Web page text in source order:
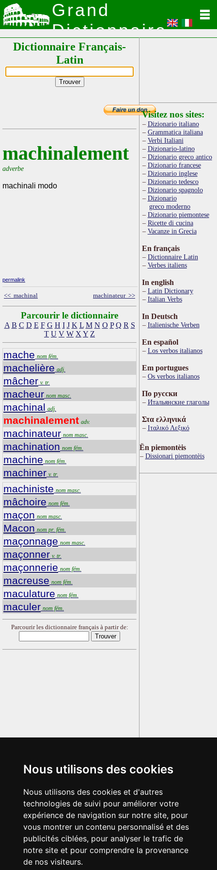
Nous utilisons des cookies
Nous utilisons des cookies et d'autres
technologies de suivi pour améliorer votre
expérience de navigation sur notre site, pour
vous montrer un contenu personnalisé et des
publicités ciblées, pour analyser le trafic de
notre site et pour comprendre la provenance
de nos visiteurs.
Grand
Dictionnaire
Latin
Dictionnaire Français-
Latin
machinalement
adverbe
machinali modo
permalink
<< machinal machinateur >>
Parcourir le dictionnaire
A B C D E F G H I J K L M N O P Q R S
T U V W X Y Z
mache nom fém.
machelière adj.
mâcher v. tr.
macheur nom masc.
machinal adj.
machinalement adv.
machinateur nom masc.
machination nom fém.
machine nom fém.
machiner v. tr.
machiniste nom masc.
mâchoire nom fém.
maçon nom masc.
Macon nom pr. fém.
maçonnage nom masc.
maçonner v. tr.
maçonnerie nom fém.
macreuse nom fém.
maculature nom fém.
maculer nom fém.
Parcourir les dictionnaire français à partir de:
Visitez nos sites:
Dizionario italiano
Grammatica italiana
Verbi Italiani
Dizionario-latino
Dizionario greco antico
Dizionario francese
Dizionario inglese
Dizionario tedesco
Dizionario spagnolo
Dizionario
greco moderno
Dizionario piemontese
Ricette di cucina
Vacanze in Grecia
En français
Dictionnaire Latin
Verbes italiens
In english
Latin Dictionary
Italian Verbs
In Deutsch
Italienische Verben
En español
Los verbos italianos
Em portugues
Os verbos italianos
По русски
Итальянские глаголы
Στα ελληνικά
Ιταλικό Λεξικό
Ën piemontèis
Dissionari piemontèis